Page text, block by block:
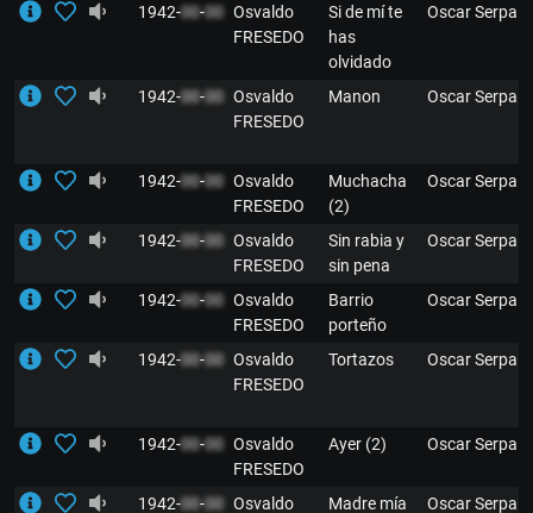
1942-00-00 Osvaldo
FRESEDO
Si de mí te
has
olvidado
Oscar Serpa
1942-00-00 Osvaldo
FRESEDO
Manon Oscar Serpa
1942-00-00 Osvaldo
FRESEDO
Muchacha
(2)
Oscar Serpa
1942-00-00 Osvaldo
FRESEDO
Sin rabia y
sin pena
Oscar Serpa
1942-00-00 Osvaldo
FRESEDO
Barrio
porteño
Oscar Serpa
1942-00-00 Osvaldo
FRESEDO
Tortazos Oscar Serpa
1942-00-00 Osvaldo
FRESEDO
Ayer (2) Oscar Serpa
1942-00-00 Osvaldo
Madre mía Oscar Serpa